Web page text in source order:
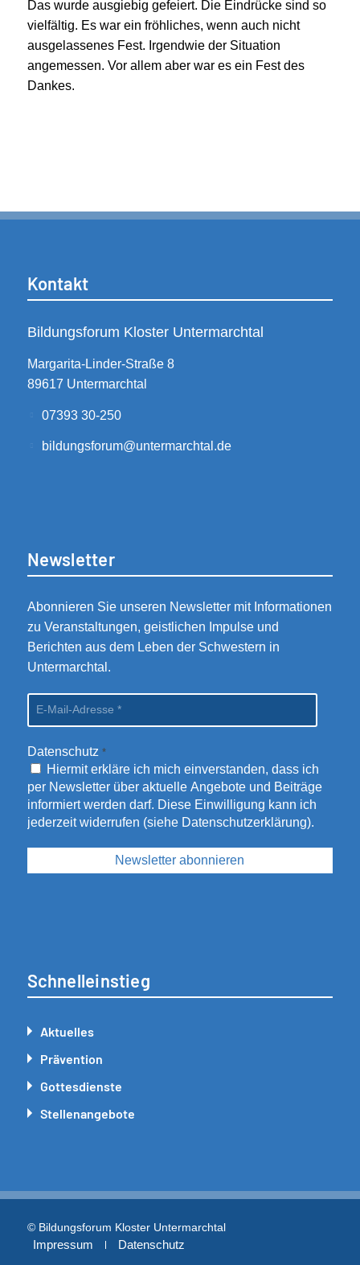
Das wurde ausgiebig gefeiert. Die Eindrücke sind so
vielfältig. Es war ein fröhliches, wenn auch nicht
ausgelassenes Fest. Irgendwie der Situation
angemessen. Vor allem aber war es ein Fest des
Dankes.
Kontakt
Bildungsforum Kloster Untermarchtal
Margarita-Linder-Straße 8
89617 Untermarchtal
07393 30-250
bildungsforum@untermarchtal.de
Newsletter
Abonnieren Sie unseren Newsletter mit Informationen
zu Veranstaltungen, geistlichen Impulse und
Berichten aus dem Leben der Schwestern in
Untermarchtal.
Datenschutz *
Hiermit erkläre ich mich einverstanden, dass ich
per Newsletter über aktuelle Angebote und Beiträge
informiert werden darf. Diese Einwilligung kann ich
jederzeit widerrufen (siehe Datenschutzerklärung).
Schnelleinstieg
Aktuelles
Prävention
Gottesdienste
Stellenangebote
© Bildungsforum Kloster Untermarchtal
Impressum Datenschutz